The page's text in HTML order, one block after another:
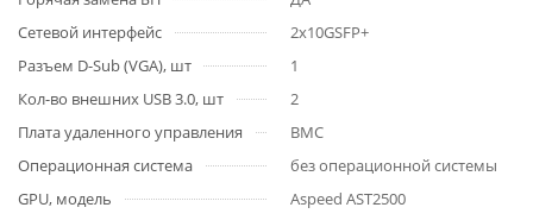
Сетевой интерфейс
2x10GSFP+
Разъем D-Sub (VGA), шт
1
Кол-во внешних USB 3.0, шт
2
Плата удаленного управления
BMC
Операционная система
без операционной системы
GPU, модель
Aspeed AST2500